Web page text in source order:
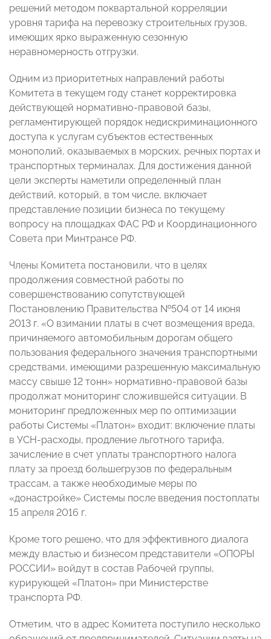
решений методом поквартальной корреляции
уровня тарифа на перевозку строительных грузов,
имеющих ярко выраженную сезонную
неравномерность отгрузки.
Одним из приоритетных направлений работы
Комитета в текущем году станет корректировка
действующей нормативно-правовой базы,
регламентирующей порядок недискриминационного
доступа к услугам субъектов естественных
монополий, оказываемых в морских, речных портах и
транспортных терминалах. Для достижения данной
цели эксперты наметили определенный план
действий, который, в том числе, включает
представление позиции бизнеса по текущему
вопросу на площадках ФАС РФ и Координационного
Совета при Минтрансе РФ.
Члены Комитета постановили, что в целях
продолжения совместной работы по
совершенствованию сопутствующей
Постановлению Правительства №504 от 14 июня
2013 г. «О взимании платы в счет возмещения вреда,
причиняемого автомобильным дорогам общего
пользования федерального значения транспортными
средствами, имеющими разрешенную максимальную
массу свыше 12 тонн» нормативно-правовой базы
продолжат мониторинг сложившейся ситуации. В
мониторинг предложенных мер по оптимизации
работы Системы «Платон» входит: включение платы
в УСН-расходы, продление льготного тарифа,
зачисление в счет уплаты транспортного налога
плату за проезд большегрузов по федеральным
трассам, а также необходимые меры по
«донастройке» Системы после введения постоплаты
15 апреля 2016 г.
Кроме того решено, что для эффективного диалога
между властью и бизнесом представители «ОПОРЫ
РОССИИ» войдут в состав Рабочей группы,
курирующей «Платон» при Министерстве
транспорта РФ.
Отметим, что в адрес Комитета поступило несколько